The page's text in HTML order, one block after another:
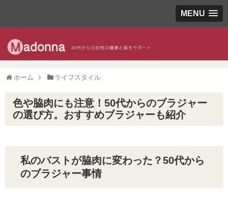
MENU
ホーム ライフスタイル
色や脇肉にも注意！50代からのブラジャー
の選び方。おすすめブラジャーも紹介
私のバストが脇肉に変わった？50代から
のブラジャー事情